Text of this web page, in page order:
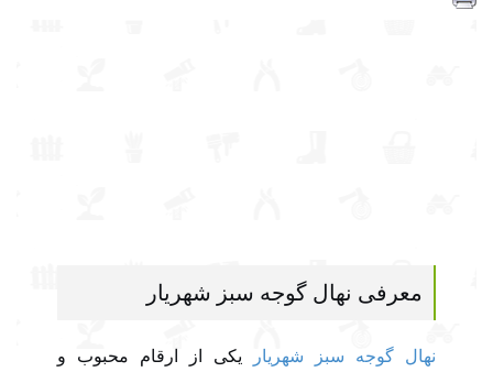
معرفی نهال گوجه سبز شهریار
نهال گوجه سبز شهریار
یکی از ارقام محبوب و